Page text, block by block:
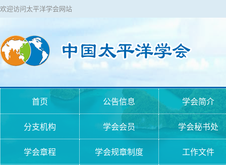
欢迎访问太平洋学会网站
首页 公告信息 学会简介
分支机构 学会会员 学会秘书处
学会章程 学会规章制度 工作文件